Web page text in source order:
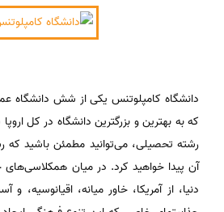
دانشگاه کامپلوتنس یکی از شش دانشگاه
رشته تحصیلی، می‌توانید مطمئن باشید که
آن پیدا خواهید کرد. در میان همکلاسی‌های
دنیا، از آمریکا، خاور میانه، اقیانوسیه، و